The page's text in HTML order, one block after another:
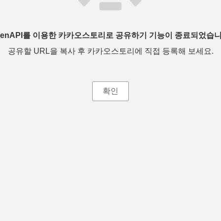
를 이용한 카카오스토리로 공유하기 기능이 종료되었습
공유할 URL을 복사 후 카카오스토리에 직접 등록해 보세요.
확인